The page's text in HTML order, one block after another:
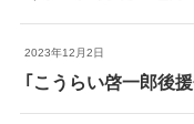
政 策
2023年12月2日
｢こうらい啓一郎後